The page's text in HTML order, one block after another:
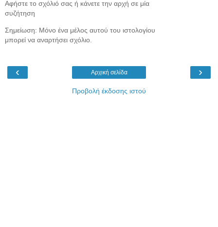
Αφήστε το σχόλιό σας ή κάνετε την αρχή σε μία
συζήτηση
Σημείωση: Μόνο ένα μέλος αυτού του ιστολογίου
μπορεί να αναρτήσει σχόλιο.
‹ ›
Αρχική σελίδα
Προβολή έκδοσης ιστού